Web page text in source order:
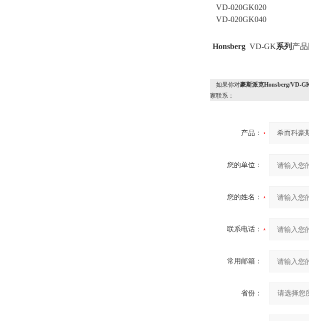
VD-020GK020
VD-020GK040
Honsberg VD-GK系列 产
如果你对豪斯派克Honsberg/VD-
家联系：
产品：
您的单位：
您的姓名：
联系电话：
常用邮箱：
省份：